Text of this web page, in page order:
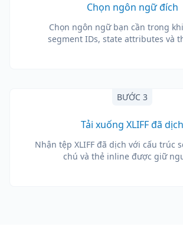
Chọn ngôn ngữ đích
Chọn ngôn ngữ bạn cần trong
segment IDs, state attributes và
BƯỚC 3
Tải xuống XLIFF đã dịch
Nhận tệp XLIFF đã dịch với cấu trúc
chú và thẻ inline được giữ